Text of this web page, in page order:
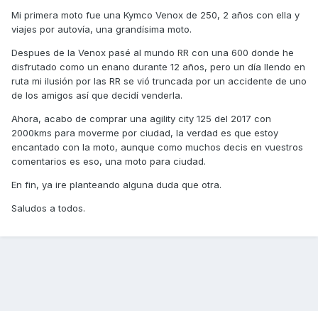
Mi primera moto fue una Kymco Venox de 250, 2 años con ella y
viajes por autovía, una grandísima moto.
Despues de la Venox pasé al mundo RR con una 600 donde he
disfrutado como un enano durante 12 años, pero un día llendo en
ruta mi ilusión por las RR se vió truncada por un accidente de uno
de los amigos así que decidí venderla.
Ahora, acabo de comprar una agility city 125 del 2017 con
2000kms para moverme por ciudad, la verdad es que estoy
encantado con la moto, aunque como muchos decis en vuestros
comentarios es eso, una moto para ciudad.
En fin, ya ire planteando alguna duda que otra.
Saludos a todos.